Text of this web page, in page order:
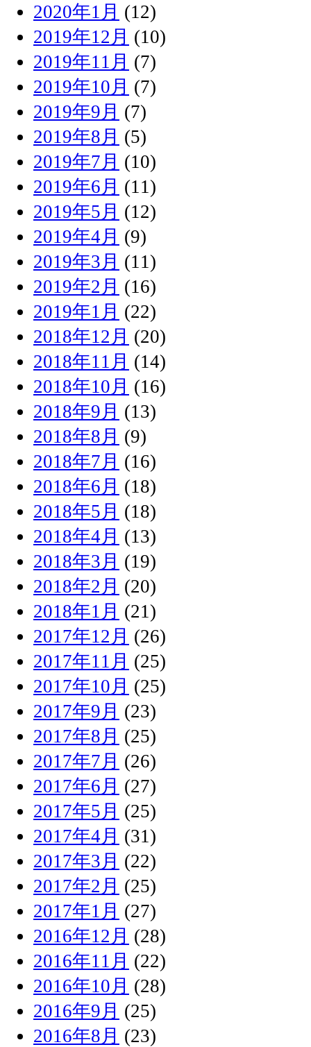
2020年1月 (12)
2019年12月 (10)
2019年11月 (7)
2019年10月 (7)
2019年9月 (7)
2019年8月 (5)
2019年7月 (10)
2019年6月 (11)
2019年5月 (12)
2019年4月 (9)
2019年3月 (11)
2019年2月 (16)
2019年1月 (22)
2018年12月 (20)
2018年11月 (14)
2018年10月 (16)
2018年9月 (13)
2018年8月 (9)
2018年7月 (16)
2018年6月 (18)
2018年5月 (18)
2018年4月 (13)
2018年3月 (19)
2018年2月 (20)
2018年1月 (21)
2017年12月 (26)
2017年11月 (25)
2017年10月 (25)
2017年9月 (23)
2017年8月 (25)
2017年7月 (26)
2017年6月 (27)
2017年5月 (25)
2017年4月 (31)
2017年3月 (22)
2017年2月 (25)
2017年1月 (27)
2016年12月 (28)
2016年11月 (22)
2016年10月 (28)
2016年9月 (25)
2016年8月 (23)